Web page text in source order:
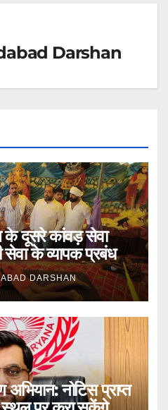
Darshan
के दूसरे कांवड़ सेवा
सेवा के व्यापक प्रबंध
DARSHAN
अभियान: नोटिस प्राप्त